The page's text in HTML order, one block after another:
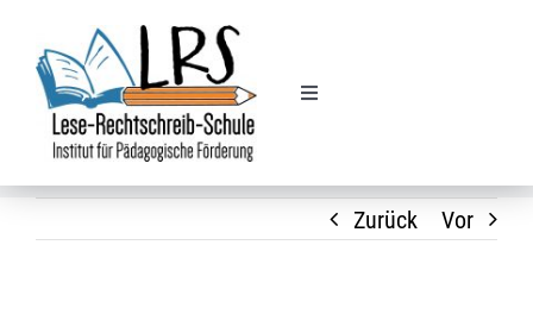
Inhalt
springen
Toggle
Legasthenie
Dyskalkulie Zurück Vor